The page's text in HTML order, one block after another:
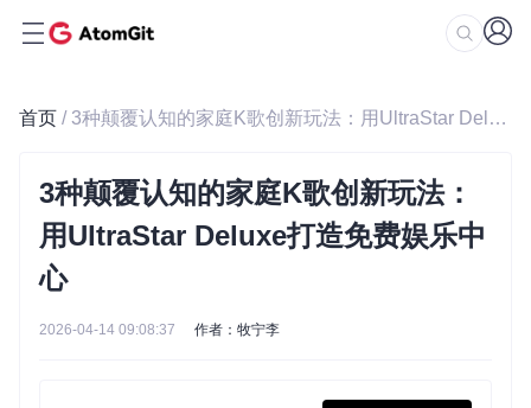
首页 / 3种颠覆认知的家庭K歌创新玩法：用UltraStar Deluxe打造免费娱乐中心
3种颠覆认知的家庭K歌创新玩法：
用UltraStar Deluxe打造免费娱乐中
心
2026-04-14 09:08:37 作者：牧宁李